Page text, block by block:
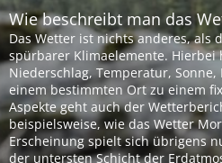
Wie beschreibt man das
Das Wetter ist nichts anderes, als
spürbarer Klimaelemente. Hierbei
Niederschlag, Temperatur,
einem bestimmten Ort zu einem
Aspekte geht auch der
beispielsweise, wie das Wetter
Erscheinung spielt sich übrigens
der untersten Schicht der